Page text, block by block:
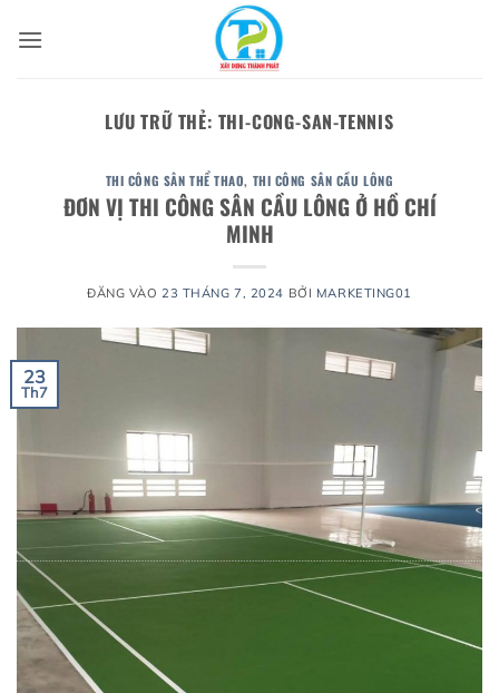
qua
LƯU TRỮ THẺ: THI-CONG-SAN-TENNIS
THI CÔNG SÂN THỂ THAO, THI CÔNG SÂN CẦU LÔNG
ĐƠN VỊ THI CÔNG SÂN CẦU LÔNG Ở HỒ CHÍ
MINH
ĐĂNG VÀO 23 THÁNG 7, 2024 BỞI MARKETING01
23
Th7